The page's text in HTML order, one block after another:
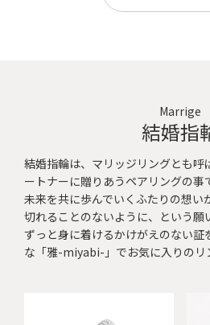
Marrige
結婚指
結婚指輪は、マリッジリングとも呼
ートナーに贈りあうペアリングの事
未来を共に歩んでいくふたりの想い
切れることのないように、という願
ずっと身に着けるかけがえのない証
な「雅-miyabi-」でお気に入りのリ